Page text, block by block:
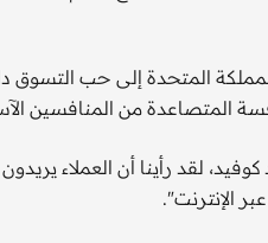
المتحدة إلى حب التسوق
المتصاعدة من المنافسين
لقد رأينا أن العملاء
الإنترنت".